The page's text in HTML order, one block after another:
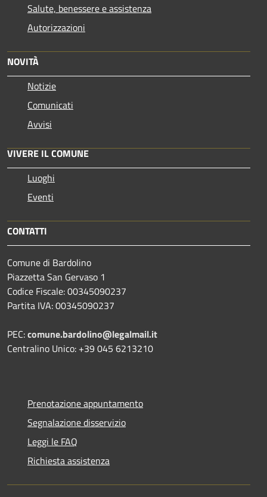
Salute, benessere e assistenza
Autorizzazioni
NOVITÀ
Notizie
Comunicati
Avvisi
VIVERE IL COMUNE
Luoghi
Eventi
CONTATTI
Comune di Bardolino
Piazzetta San Gervaso 1
Codice Fiscale: 00345090237
Partita IVA: 00345090237
PEC:comune.bardolino@legalmail.it
Centralino Unico: +39 045 6213210
Prenotazione appuntamento
Segnalazione disservizio
Leggi le FAQ
Richiesta assistenza